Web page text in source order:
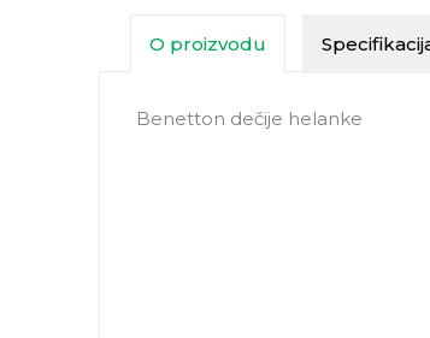
O proizvodu
Benetton dečije helanke